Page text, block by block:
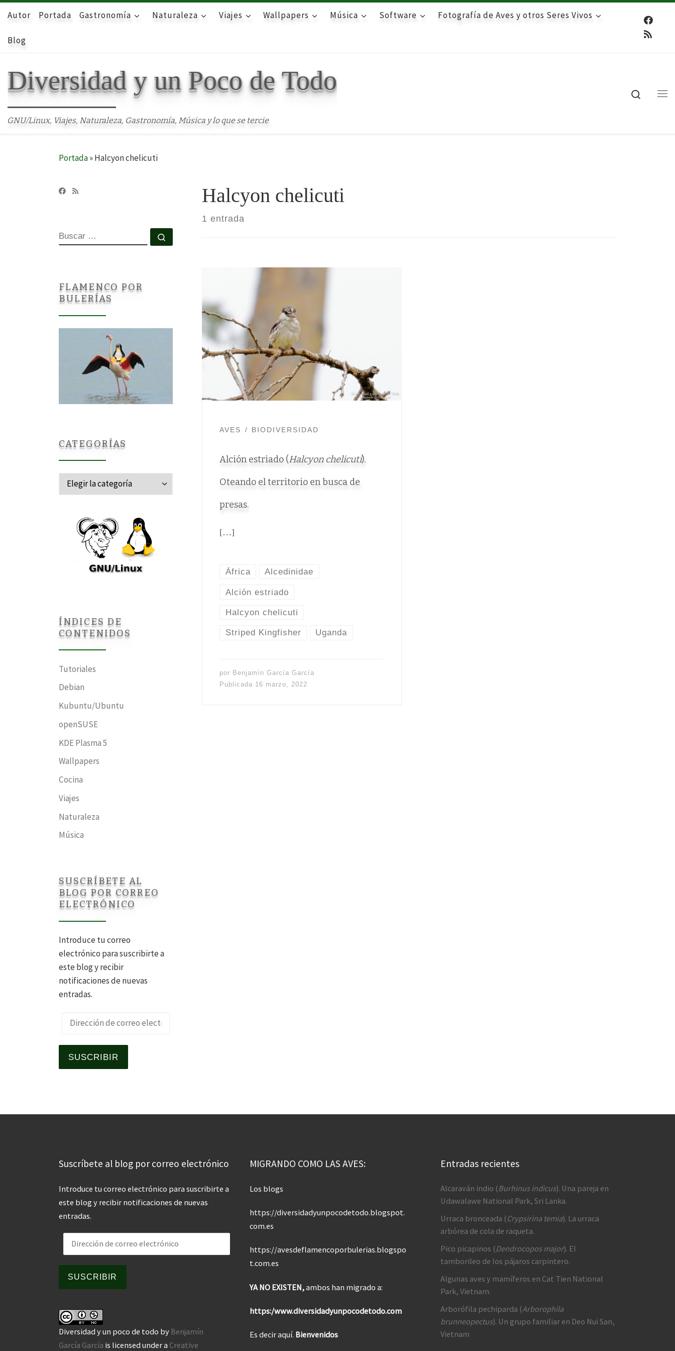
Skip to content
Autor Portada Gastronomía Naturaleza Viajes Wallpapers Música Software Fotografía de Aves y otros Seres Vivos
Blog
Diversidad y un Poco de Todo
GNU/Linux, Viajes, Naturaleza, Gastronomía, Música y lo que se tercie
Search
Portada»Halcyon chelicuti
Halcyon chelicuti
1 entrada
AVES BIODIVERSIDAD
Alción estriado (Halcyon chelicuti).
Oteando el territorio en busca de
presas.
[…]
África Alcedinidae
Alción estriado
Halcyon chelicuti
Striped Kingfisher Uganda
por Benjamín García García
Publicada 16 marzo, 2022
BUSCAR
FLAMENCO POR
BULERÍAS
CATEGORÍAS
Categorías
ÍNDICES DE
CONTENIDOS
Tutoriales
Debian
Kubuntu/Ubuntu
openSUSE
KDE Plasma 5
Wallpapers
Cocina
Viajes
Naturaleza
Música
SUSCRÍBETE AL
BLOG POR CORREO
ELECTRÓNICO
Introduce tu correo
electrónico para suscribirte a
este blog y recibir
notificaciones de nuevas
entradas.
Dirección de correo electrónico
SUSCRIBIR
Suscríbete al blog por correo electrónico
Introduce tu correo electrónico para suscribirte a
este blog y recibir notificaciones de nuevas
entradas.
Dirección de correo electrónico
SUSCRIBIR
Diversidad y un poco de todo by Benjamín
García García is licensed under a Creative
MIGRANDO COMO LAS AVES:
Los blogs
https://diversidadyunpocodetodo.blogspot.
com.es
https://avesdeflamencoporbulerias.blogspo
t.com.es
YA NO EXISTEN,ambos han migrado a:
https:/www.diversidadyunpocodetodo.com
Es decir aquí. Bienvenidos
Entradas recientes
Alcaraván indio (Burhinus indicus). Una pareja en
Udawalawe National Park, Sri Lanka.
Urraca bronceada (Crypsirina temia). La urraca
arbórea de cola de raqueta.
Pico picapinos (Dendrocopos major). El
tamborileo de los pájaros carpintero.
Algunas aves y mamíferos en Cat Tien National
Park, Vietnam.
Arborófila pechiparda (Arborophila
brunneopectus). Un grupo familiar en Deo Nui San,
Vietnam